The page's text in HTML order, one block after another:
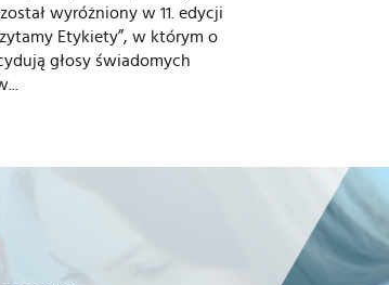
wyróżniony w 11. edycji
Etykiety”, w którym o
głosy świadomych